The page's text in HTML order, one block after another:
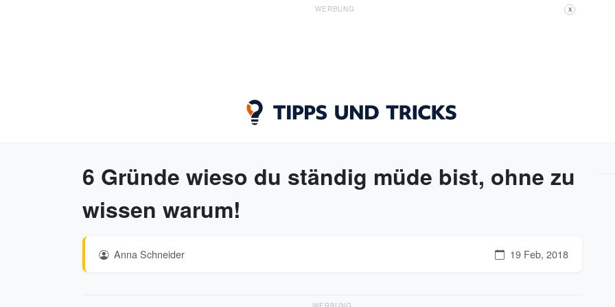
WERBUNG X
6 Gründe wieso du ständig müde bist, ohne zu
wissen warum!
Anna Schneider 19 Feb, 2018